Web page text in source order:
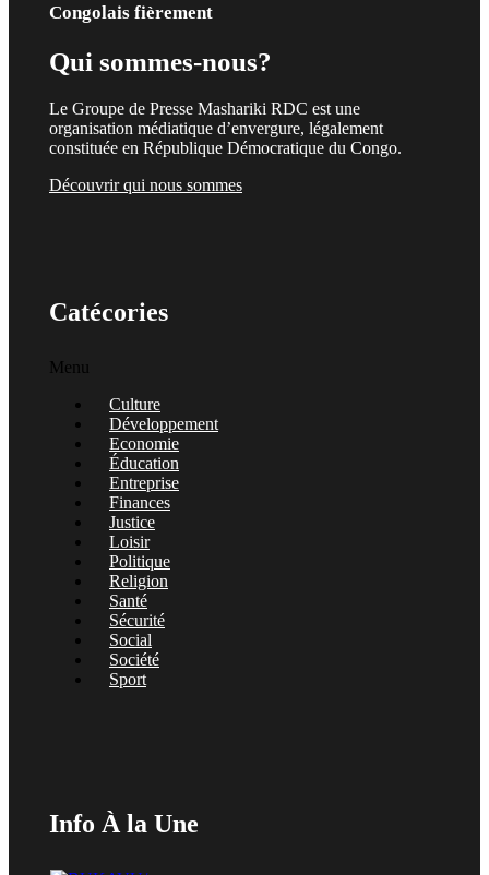
Congolais fièrement
Qui sommes-nous?
Le Groupe de Presse Mashariki RDC est une
organisation médiatique d’envergure, légalement
constituée en République Démocratique du Congo.
Découvrir qui nous sommes
Catécories
Menu
Culture
Développement
Economie
Éducation
Entreprise
Finances
Justice
Loisir
Politique
Religion
Santé
Sécurité
Social
Société
Sport
Info À la Une